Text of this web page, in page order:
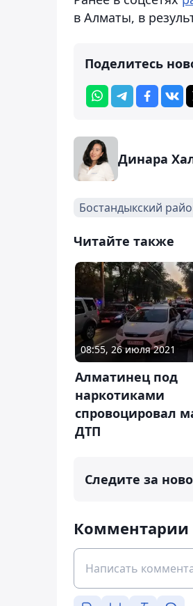
в Алматы, в
Поделитесь
Динара
Бостандыкский
Читайте также
08:55, 26 июля 2021
Алматинец под
наркотиками
спровоцировал
ДТП
Следите за
Комментарии